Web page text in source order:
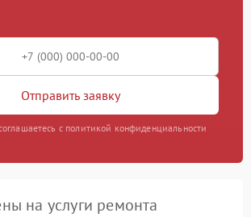
Отправить заявку
с политикой конфиденциальности
на услуги ремонта